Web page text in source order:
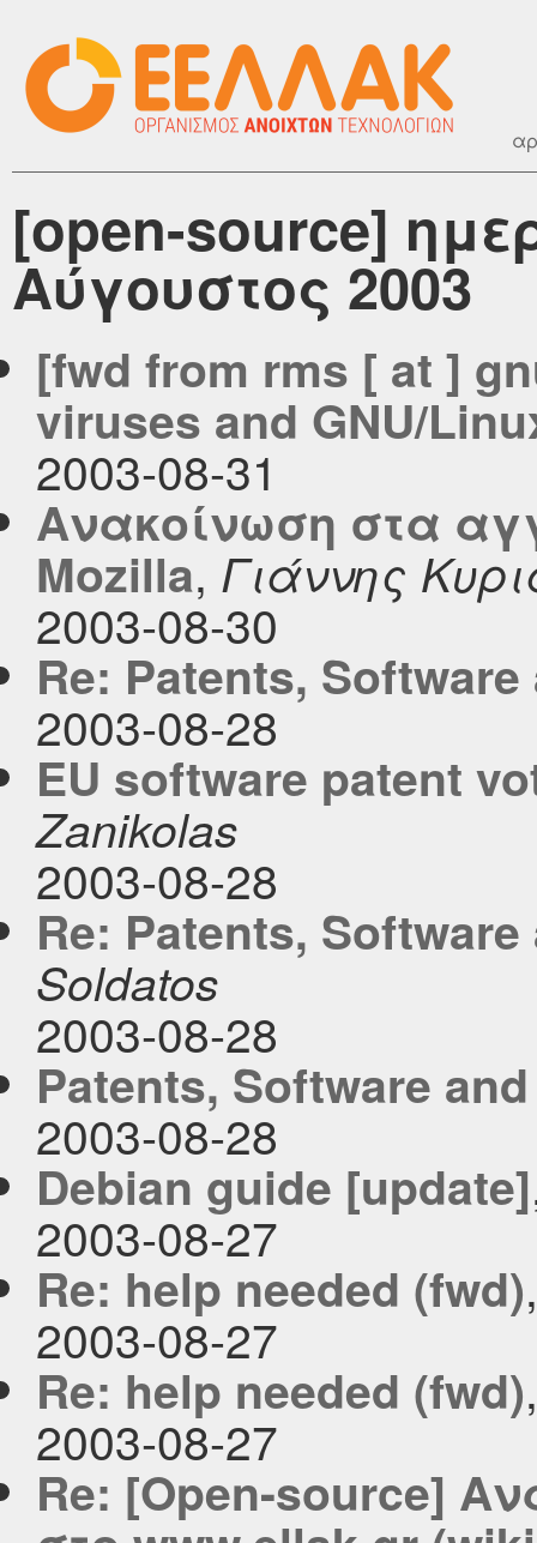
[open-source]
Αύγουστος 2003
[fwd from rms [ at ]
viruses and GNU/
2003-08-31
Aνακοίνωση στα
Mozilla, Γιάννης
2003-08-30
Re: Patents, Software
2003-08-28
EU software patent
Zanikolas
2003-08-28
Re: Patents, Software
Soldatos
2003-08-28
Patents, Software
2003-08-28
Debian guide [update]
2003-08-27
Re: help needed (fwd)
2003-08-27
Re: help needed (fwd)
2003-08-27
Re: [Open-source]